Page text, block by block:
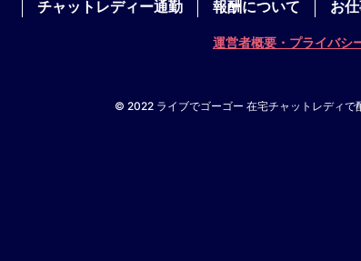
チャットレディー通勤 報酬について お
運営者概要・プライバシ
© 2022 ライブでゴーゴー 在宅チャットレディ